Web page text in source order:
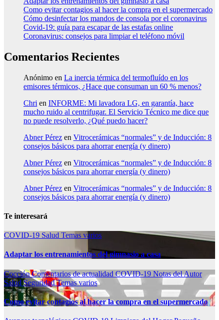
Como evitar contagios al hacer la compra en el supermercado
Cómo desinfectar los mandos de consola por el coronavirus
Covid-19: guía para escapar de las estafas online
Coronavirus: consejos para limpiar el teléfono móvil
Comentarios Recientes
Anónimo en La inercia térmica del termofluído en los
emisores térmicos, ¿Hace que consuman un 60 % menos?
Chri en INFORME: Mi lavadora LG, en garantía, hace
mucho ruido al centrifugar. El Servicio Técnico me dice que
no puede resolverlo, ¿Qué puedo hacer?
Abner Pérez en Vitrocerámicas “normales” y de Inducción: 8
consejos básicos para ahorrar energía (y dinero)
Abner Pérez en Vitrocerámicas “normales” y de Inducción: 8
consejos básicos para ahorrar energía (y dinero)
Abner Pérez en Vitrocerámicas “normales” y de Inducción: 8
consejos básicos para ahorrar energía (y dinero)
Te interesará
COVID-19 Salud Temas varios
Adaptar los entrenamientos del gimnasio a casa
CocciónComentarios de actualidad COVID-19 Notas del Autor
SaludSeguridadTemas varios
Como evitar contagios al hacer la compra en el supermercado